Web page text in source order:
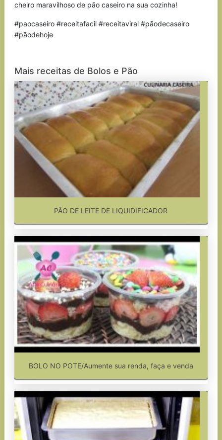
cheiro maravilhoso de pão caseiro na sua cozinha!
#paocaseiro #receitafacil #receitaviral #pãodecaseiro
#pãodehoje
Mais receitas de Bolos e Pão
PÃO DE LEITE DE LIQUIDIFICADOR
BOLO NO POTE/Aumente sua renda, faça e venda